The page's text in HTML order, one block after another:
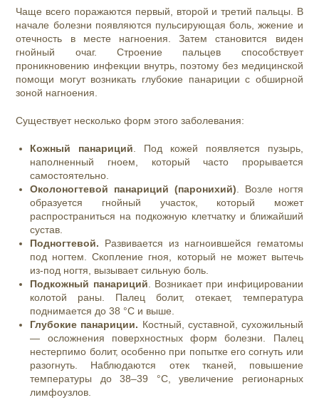
Чаще всего поражаются первый, второй и третий пальцы. В
начале болезни появляются пульсирующая боль, жжение и
отечность в месте нагноения. Затем становится виден
гнойный очаг. Строение пальцев способствует
проникновению инфекции внутрь, поэтому без медицинской
помощи могут возникать глубокие панариции с обширной
зоной нагноения.
Существует несколько форм этого заболевания:
Кожный панариций. Под кожей появляется пузырь,
наполненный гноем, который часто прорывается
самостоятельно.
Околоногтевой панариций (паронихий). Возле ногтя
образуется гнойный участок, который может
распространиться на подкожную клетчатку и ближайший
сустав.
Подногтевой. Развивается из нагноившейся гематомы
под ногтем. Скопление гноя, который не может вытечь
из-под ногтя, вызывает сильную боль.
Подкожный панариций. Возникает при инфицировании
колотой раны. Палец болит, отекает, температура
поднимается до 38 °C и выше.
Глубокие панариции. Костный, суставной, сухожильный
— осложнения поверхностных форм болезни. Палец
нестерпимо болит, особенно при попытке его согнуть или
разогнуть. Наблюдаются отек тканей, повышение
температуры до 38–39 °C, увеличение регионарных
лимфоузлов.